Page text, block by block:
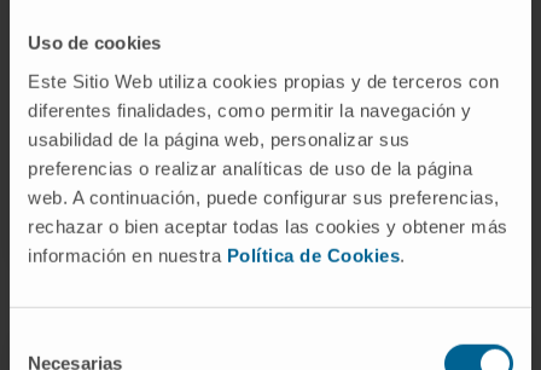
Uso de cookies
Este Sitio Web utiliza cookies propias y de terceros con
diferentes finalidades, como permitir la navegación y
usabilidad de la página web, personalizar sus
preferencias o realizar analíticas de uso de la página
web. A continuación, puede configurar sus preferencias,
rechazar o bien aceptar todas las cookies y obtener más
información en nuestra Política de Cookies.
Necesarias
tratamento das complicações (megacólon
tóxico, perfuração, abcessos, áreas
estenóticas, fístulas, malignização...).
SOLICITE MAIS INFORMAÇÕES SOBRE O TRATAMENTO